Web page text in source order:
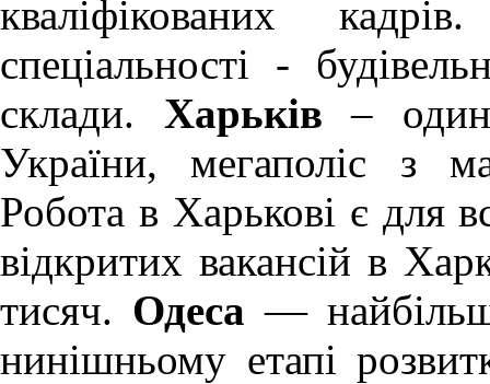
кваліфікованих
спеціальності -
склади. Харьків –
України, мегаполіс з
Робота в Харькові є для
відкритих вакансій в
тисяч. Одеса —
нинішньому етапі